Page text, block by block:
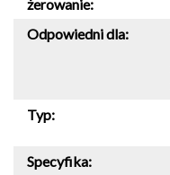
żerowanie:
Odpowiedni dla:
Typ:
Specyfika: